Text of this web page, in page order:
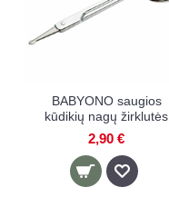
BABYONO saugios
kūdikių nagų žirklutės
2,90 €